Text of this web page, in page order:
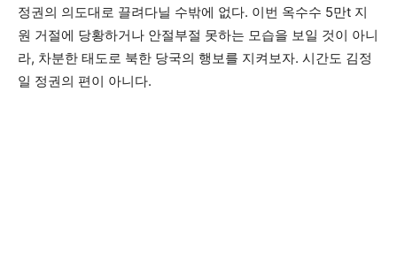
정권의 의도대로 끌려다닐 수밖에 없다. 이번 옥수수 5만t 지
원 거절에 당황하거나 안절부절 못하는 모습을 보일 것이 아니
라, 차분한 태도로 북한 당국의 행보를 지켜보자. 시간도 김정
일 정권의 편이 아니다.